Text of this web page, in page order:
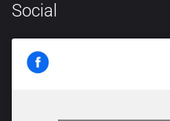
Social